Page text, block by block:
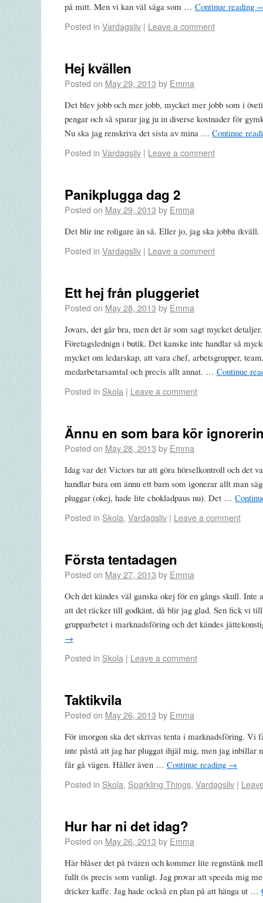
på mitt. Men vi kan väl säga som … Continue reading
Posted in Vardagsliv | Leave a comment
Hej kvällen
Posted on May 29, 2013 by Emma
Det blev jobb och mer jobb, mycket mer jobb som i
pengar och så sparar jag ju in diverse kostnader för
Nu ska jag renskriva det sista av mina … Continue
Posted in Vardagsliv | Leave a comment
Panikplugga dag 2
Posted on May 29, 2013 by Emma
Det blir ine roligare än så. Eller jo, jag ska jobba ikväll.
Posted in Vardagsliv | Leave a comment
Ett hej från pluggeriet
Posted on May 28, 2013 by Emma
Jovars, det går bra, men det är som sagt mycket
Företagslednign i butik. Det kanske inte handlar så
mycket om ledarskap, att vara chef, arbetsgrupper,
medarbetarsamtal och precis allt annat. … Continue
Posted in Skola | Leave a comment
Ännu en som bara kör
Posted on May 28, 2013 by Emma
Idag var det Victors tur att göra hörselkontroll och det
handlar bara om ännu ett barn som igonerar allt man
pluggar (okej, hade lite chokladpaus nu). Det …
Posted in Skola, Vardagsliv | Leave a comment
Första tentadagen
Posted on May 27, 2013 by Emma
Och det kändes väl ganska okej för en gångs skull. Inte
att det räcker till godkänt, då blir jag glad. Sen fick vi
grupparbetet i marknadsföring och det kändes
→
Posted in Skola | Leave a comment
Taktikvila
Posted on May 26, 2013 by Emma
För imorgon ska det skrivas tenta i marknadsföring. Vi
inte påstå att jag har pluggat ihjäl mig, men jag inbillar
får gå vägen. Håller även … Continue reading →
Posted in Skola, Sparkling Things, Vardagsliv |
Hur har ni det idag?
Posted on May 26, 2013 by Emma
Här blåser det på tvären och kommer lite regnstänk
fullt ös precis som vanligt. Jag provar att speeda mig
dricker kaffe. Jag hade också en plan på att hänga ut …